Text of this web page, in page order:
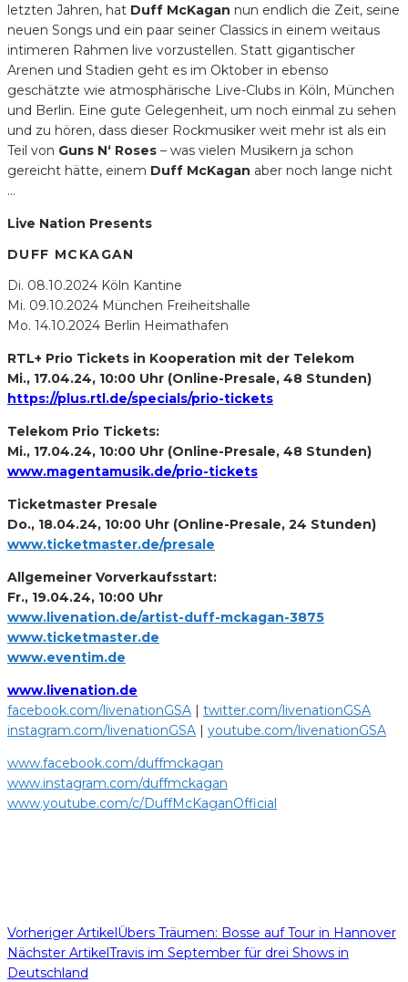
letzten Jahren, hat Duff McKagan nun endlich die Zeit, seine
neuen Songs und ein paar seiner Classics in einem weitaus
intimeren Rahmen live vorzustellen. Statt gigantischer
Arenen und Stadien geht es im Oktober in ebenso
geschätzte wie atmosphärische Live-Clubs in Köln, München
und Berlin. Eine gute Gelegenheit, um noch einmal zu sehen
und zu hören, dass dieser Rockmusiker weit mehr ist als ein
Teil von Guns N‘ Roses – was vielen Musikern ja schon
gereicht hätte, einem Duff McKagan aber noch lange nicht
…
Live Nation Presents
DUFF MCKAGAN
Di. 08.10.2024 Köln Kantine
Mi. 09.10.2024 München Freiheitshalle
Mo. 14.10.2024 Berlin Heimathafen
RTL+ Prio Tickets in Kooperation mit der Telekom
Mi., 17.04.24, 10:00 Uhr (Online-Presale, 48 Stunden)
https://plus.rtl.de/specials/prio-tickets
Telekom Prio Tickets:
Mi., 17.04.24, 10:00 Uhr (Online-Presale, 48 Stunden)
www.magentamusik.de/prio-tickets
Ticketmaster Presale
Do., 18.04.24, 10:00 Uhr (Online-Presale, 24 Stunden)
www.ticketmaster.de/presale
Allgemeiner Vorverkaufsstart:
Fr., 19.04.24, 10:00 Uhr
www.livenation.de/artist-duff-mckagan-3875
www.ticketmaster.de
www.eventim.de
www.livenation.de
facebook.com/livenationGSA | twitter.com/livenationGSA
instagram.com/livenationGSA | youtube.com/livenationGSA
www.facebook.com/duffmckagan
www.instagram.com/duffmckagan
www.youtube.com/c/DuffMcKaganOfficial
Vorheriger ArtikelÜbers Träumen: Bosse auf Tour in Hannover
Nächster ArtikelTravis im September für drei Shows in
Deutschland